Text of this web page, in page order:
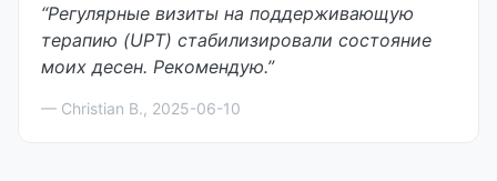
“Регулярные визиты на поддерживающую
терапию (UPT) стабилизировали состояние
моих десен. Рекомендую.”
— Christian B., 2025-06-10